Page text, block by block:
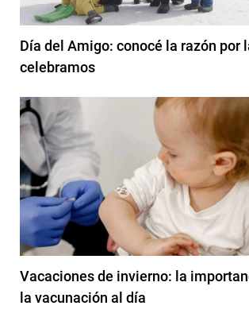
Día del Amigo: conocé la razón por
celebramos
Vacaciones de invierno: la
la vacunación al día